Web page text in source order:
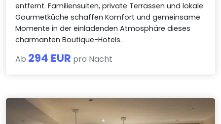
entfernt. Familiensuiten, private Terrassen und lokale
Gourmetküche schaffen Komfort und gemeinsame
Momente in der einladenden Atmosphäre dieses
charmanten Boutique-Hotels.
Ab 294 EUR pro Nacht